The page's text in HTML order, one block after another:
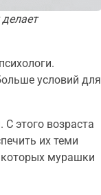
условий для
С этого возраста
их теми
мурашки